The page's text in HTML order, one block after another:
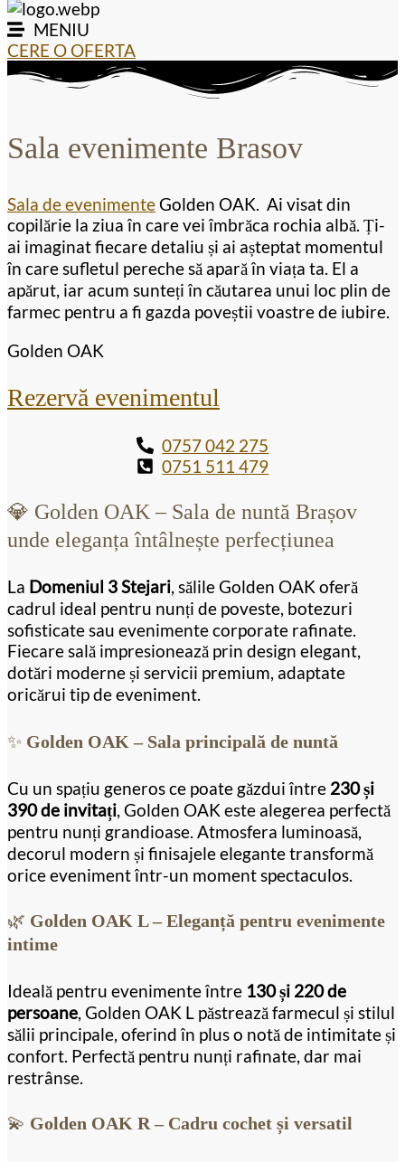
MENIU
CERE O OFERTA
Sala evenimente Brasov
Sala de evenimenteGolden OAK. Ai visat din
copilărie la ziua în care vei îmbrăca rochia albă. Ți-
ai imaginat fiecare detaliu și ai așteptat momentul
în care sufletul pereche să apară în viața ta. El a
apărut, iar acum sunteți în căutarea unui loc plin de
farmec pentru a fi gazda poveștii voastre de iubire.
Golden OAK
Rezervă evenimentul
0757 042 275
0751 511 479
💎 Golden OAK – Sala de nuntă Brașov
unde eleganța întâlnește perfecțiunea
La Domeniul 3 Stejari, sălile Golden OAK oferă
cadrul ideal pentru nunți de poveste, botezuri
sofisticate sau evenimente corporate rafinate.
Fiecare sală impresionează prin design elegant,
dotări moderne și servicii premium, adaptate
oricărui tip de eveniment.
✨ Golden OAK – Sala principală de nuntă
Cu un spațiu generos ce poate găzdui între 230 și
390 de invitați, Golden OAK este alegerea perfectă
pentru nunți grandioase. Atmosfera luminoasă,
decorul modern și finisajele elegante transformă
orice eveniment într-un moment spectaculos.
🌿 Golden OAK L – Eleganță pentru evenimente
intime
Ideală pentru evenimente între 130 și 220 de
persoane, Golden OAK L păstrează farmecul și stilul
sălii principale, oferind în plus o notă de intimitate și
confort. Perfectă pentru nunți rafinate, dar mai
restrânse.
💫 Golden OAK R – Cadru cochet și versatil